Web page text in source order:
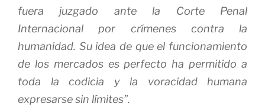
fuera juzgado ante la Corte Penal
Internacional por crímenes contra la
humanidad. Su idea de que el funcionamiento
de los mercados es perfecto ha permitido a
toda la codicia y la voracidad humana
expresarse sin límites”.